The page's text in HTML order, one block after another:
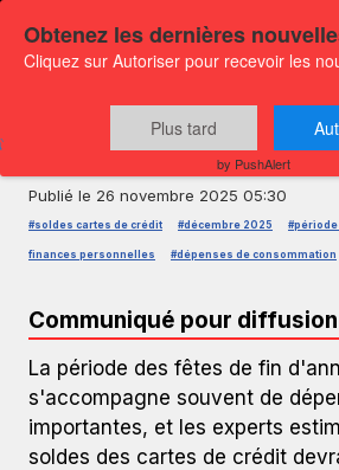
Soldes des cartes de
décembre 2025
Publié le 26 novembre 2025 05:30
#soldes cartes de crédit #décembre 2025
finances personnelles #dépenses de consommation
Communiqué pour
La période des fêtes de fin
s'accompagne souvent de
importantes, et les experts
soldes des cartes de crédit
Obtenez les dernières
Cliquez sur Autoriser pour recevoir les
Plus tard
by PushAlert